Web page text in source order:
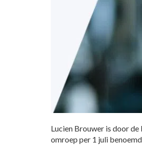
Lucien Brouwer is door
omroep per 1 juli